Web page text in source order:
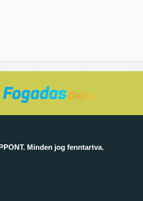
Minden jog fenntartva.